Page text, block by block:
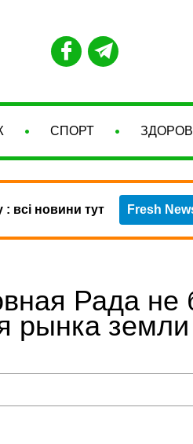
СПОРТ
: всі новини тут Fresh
Рада не
рынка